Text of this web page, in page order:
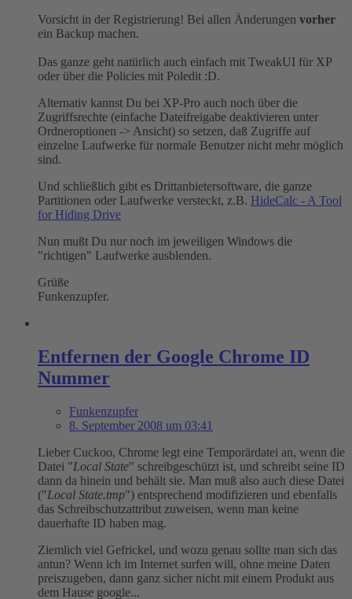
Vorsicht in der Registrierung! Bei allen Änderungen vorher
ein Backup machen.
Das ganze geht natürlich auch einfach mit TweakUI für XP
oder über die Policies mit Poledit :D.
Alternativ kannst Du bei XP-Pro auch noch über die
Zugriffsrechte (einfache Dateifreigabe deaktivieren unter
Ordneroptionen -> Ansicht) so setzen, daß Zugriffe auf
einzelne Laufwerke für normale Benutzer nicht mehr möglich
sind.
Und schließlich gibt es Drittanbietersoftware, die ganze
Partitionen oder Laufwerke versteckt, z.B. HideCalc - A Tool
for Hiding Drive
Nun mußt Du nur noch im jeweiligen Windows die
"richtigen" Laufwerke ausblenden.
Grüße
Funkenzupfer.
Entfernen der Google Chrome ID
Nummer
Funkenzupfer
8. September 2008 um 03:41
Lieber Cuckoo, Chrome legt eine Temporärdatei an, wenn die
Datei "Local State" schreibgeschützt ist, und schreibt seine ID
dann da hinein und behält sie. Man muß also auch diese Datei
("Local State.tmp") entsprechend modifizieren und ebenfalls
das Schreibschutzattribut zuweisen, wenn man keine
dauerhafte ID haben mag.
Ziemlich viel Gefrickel, und wozu genau sollte man sich das
antun? Wenn ich im Internet surfen will, ohne meine Daten
preiszugeben, dann ganz sicher nicht mit einem Produkt aus
dem Hause google...